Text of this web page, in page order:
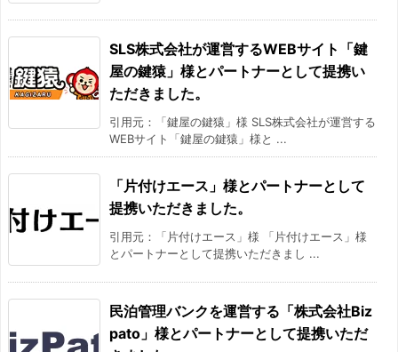
SLS株式会社が運営するWEBサイト「鍵
屋の鍵猿」様とパートナーとして提携い
ただきました。
引用元：「鍵屋の鍵猿」様 SLS株式会社が運営する
WEBサイト「鍵屋の鍵猿」様と ...
「片付けエース」様とパートナーとして
提携いただきました。
引用元：「片付けエース」様 「片付けエース」様
とパートナーとして提携いただきまし ...
民泊管理バンクを運営する「株式会社Biz
pato」様とパートナーとして提携いただ